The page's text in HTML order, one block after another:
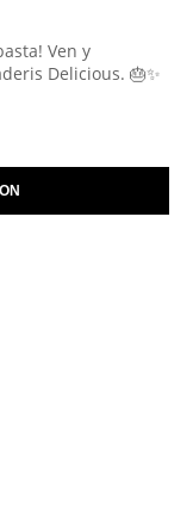
Ven y
Delicious. 🎂✨